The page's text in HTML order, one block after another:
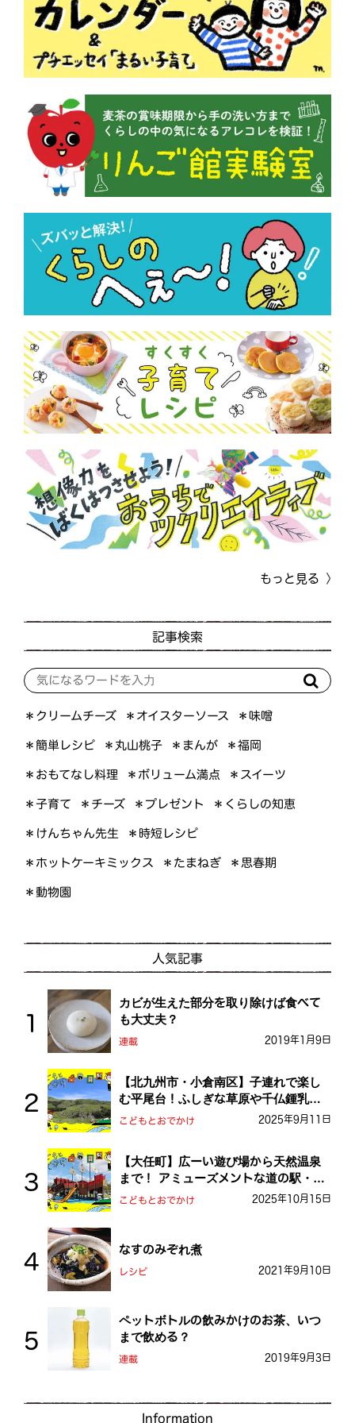
もっと見る
記事検索
＊クリームチーズ ＊オイスターソース ＊味噌
＊簡単レシピ ＊丸山桃子 ＊まんが ＊福岡
＊おもてなし料理 ＊ボリューム満点 ＊スイーツ
＊子育て ＊チーズ ＊プレゼント ＊くらしの知恵
＊けんちゃん先生 ＊時短レシピ
＊ホットケーキミックス ＊たまねぎ ＊思春期
＊動物園
人気記事
カビが生えた部分を取り除けば食べて
も大丈夫？
連載 2019年1月9日
【北九州市・小倉南区】子連れで楽し
む平尾台！ふしぎな草原や千仏鍾乳洞
を探検しよう！
こどもとおでかけ 2025年9月11日
【大任町】広ーい遊び場から天然温泉
まで！ アミューズメントな道の駅・お
おとう桜街道
こどもとおでかけ 2025年10月15日
なすのみぞれ煮
レシピ 2021年9月10日
ペットボトルの飲みかけのお茶、いつ
まで飲める？
連載 2019年9月3日
Information